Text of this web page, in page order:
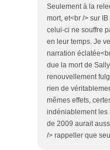
Seulement à la
mort, et<br /> sur
celui-ci ne souffre
en leur temps. Je
narration
due la mort de
renouvellement
rien de
mêmes effets,
indéniablement les
de 2009 aurait
/> rappeller que